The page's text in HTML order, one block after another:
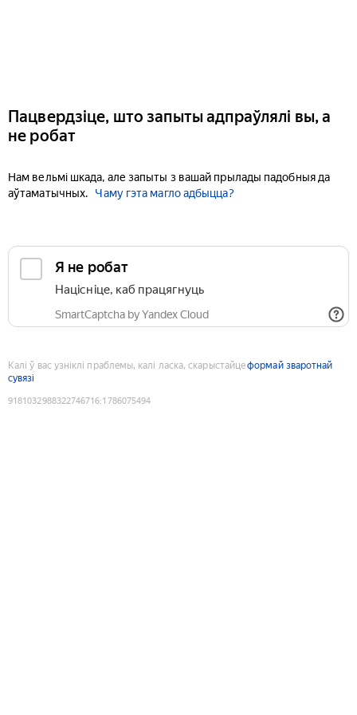
Пацвердзіце, што запыты адпраўлялі вы, а
не робат
Нам вельмі шкада, але запыты з вашай прылады падобныя да
аўтаматычных.
Чаму гэта магло адбыцца?
Я не робат
Націсніце, каб працягнуць
SmartCaptcha by Yandex Cloud
Калі ў вас узніклі праблемы, калі ласка, скарыстайцеформай зваротнай
сувязі
9181032988322746716:1786075494